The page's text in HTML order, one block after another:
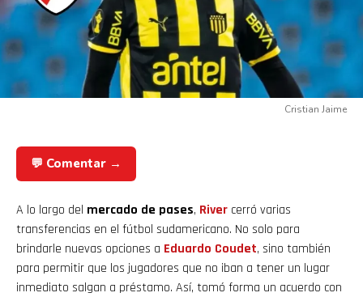
Cristian Jaime
💬 Comentar →
A lo largo del mercado de pases, River cerró varias
transferencias en el fútbol sudamericano. No solo para
brindarle nuevas opciones a Eduardo Coudet, sino también
para permitir que los jugadores que no iban a tener un lugar
inmediato salgan a préstamo. Así, tomó forma un acuerdo con